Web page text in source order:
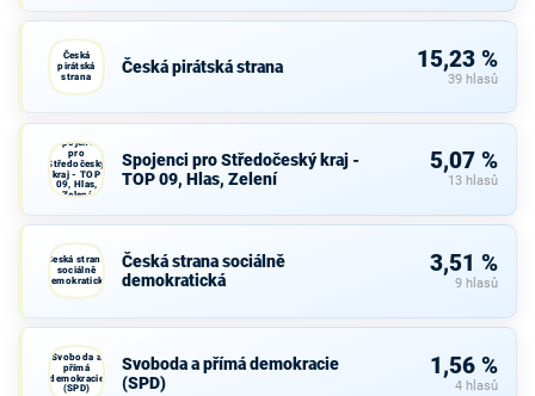
Česká
pirátská
strana
Česká pirátská strana 15,23 %
39 hlasů
Spojenci
pro
Středočeský
kraj - TOP
09, Hlas,
Zelení
Spojenci pro Středočeský kraj -
TOP 09, Hlas, Zelení
5,07 %
13 hlasů
Česká strana
sociálně
demokratická
Česká strana sociálně
demokratická
3,51 %
9 hlasů
Svoboda a
přímá
demokracie
(SPD)
Svoboda a přímá demokracie
(SPD)
1,56 %
4 hlasů